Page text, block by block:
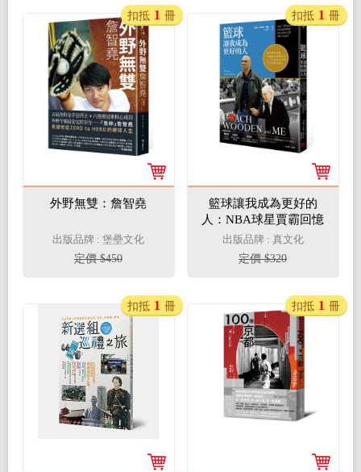
外野無雙：詹智堯
出版品牌 : 堡壘文化
定價 $450
扣抵 1 冊
籃球讓我成為更好的
人：NBA球星賈霸回憶
傳奇教練伍登五十年亦
師亦友的人生和教育啟
示
出版品牌 : 真文化
定價 $320
扣抵 1 冊
扣抵 1 冊 扣抵 1 冊